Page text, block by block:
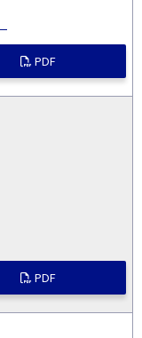
PDF
PDF